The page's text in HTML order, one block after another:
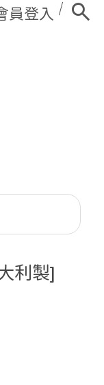
員登入
利製]